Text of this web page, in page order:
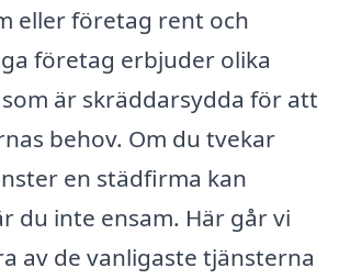
eller företag rent och
företag erbjuder olika
är skräddarsydda för att
behov. Om du tvekar
en städfirma kan
du inte ensam. Här går vi
av de vanligaste tjänsterna